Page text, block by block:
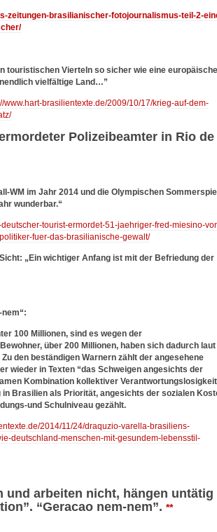
zeitungen-brasilianischer-fotojournalismus-teil-2-
touristischen Vierteln so sicher wie eine europäische
vielfältige Land…”
www.hart-brasilientexte.de/2009/10/17/krieg-auf-dem-
Polizeibeamter in Rio de
WM im Jahr 2014 und die Olympischen
wunderbar.“
tourist-ermordet-51-jaehriger-fred-miesino-
fuer-das-brasilianische-gewalt/
„Ein wichtiger Anfang ist mit der Befriedung der
100 Millionen, sind es wegen der
über 200 Millionen, haben sich dadurch laut
den beständigen Warnern zählt der angesehene
wieder in Texten “das Schweigen angesichts der
Kombination kollektiver Verantwortungslosigkeit
Brasilien als Priorität, angesichts der sozialen
und Schulniveau gezählt.
2014/11/24/draquzio-varella-brasiliens-
deutschland-menschen-mit-gesundem-lebensstil-
und arbeiten nicht, hängen untätig
“Geracao nem-nem”. **